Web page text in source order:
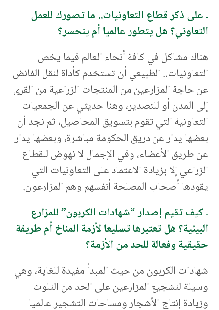
ـ على ذكر قطاع التعاونيات.. ما تصورك للعمل
التعاوني؟ هل يتطور عالميا أم ينحسر؟
هناك مشاكل في كافة أنحاء العالم فيما يخص
التعاونيات.. الطبيعي أن تستخدم كأداة لنقل الفائض
عن حاجة المزارعين من المنتجات الزراعية من القرى
إلى المدن أو للتصدير، وهنا حديثي عن الجمعيات
التعاونية التي تقوم بتسويق المحاصيل، ثم نجد أن
بعضها يدار عن دريق الحكومة مباشرة، وبعضها يدار
عن طريق الأعضاء، وفي الإجمال لا نهوض للقطاع
الزراعي إلا بزيادة الاعتماد على التعاونيات التي
يقودها أصحاب المصلحة أنفسهم وهم المزارعون.
ـ كيف تقيم إصدار “شهادات الكربون” للمزارع
البيئية؟ هل تعتبرها تسليعا لأزمة المناخ أم طريقة
حقيقية وفعالة للحد من الأزمة؟
شهادات الكربون من حيث المبدأ مفيدة للغاية، وهي
وسيلة لتشجيع المزارعين على الحد من التلوث
وزيادة إنتاج الأشجار ومساحات التشجير عالميا